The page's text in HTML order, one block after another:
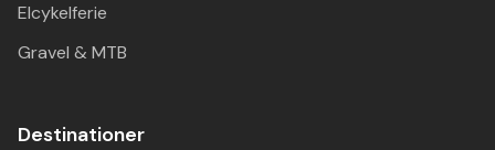
Elcykelferie
Gravel & MTB
Destinationer